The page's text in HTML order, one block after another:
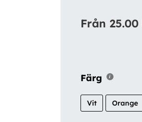
Från 25.00
Färg
Vit Orange